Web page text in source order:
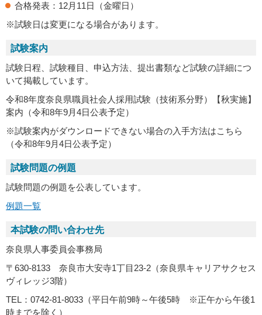
合格発表：12月11日（金曜日）
※試験日は変更になる場合があります。
試験案内
試験日程、試験種目、申込方法、提出書類など試験の詳細につ
いて掲載しています。
令和8年度奈良県職員社会人採用試験（技術系分野）【秋実施】
案内（令和8年9月4日公表予定）
※試験案内がダウンロードできない場合の入手方法はこちら
（令和8年9月4日公表予定）
試験問題の例題
試験問題の例題を公表しています。
例題一覧
本試験の問い合わせ先
奈良県人事委員会事務局
〒630-8133 奈良市大安寺1丁目23-2（奈良県キャリアサクセス
ヴィレッジ3階）
TEL：0742-81-8033（平日午前9時～午後5時 ※正午から午後1
時までを除く）